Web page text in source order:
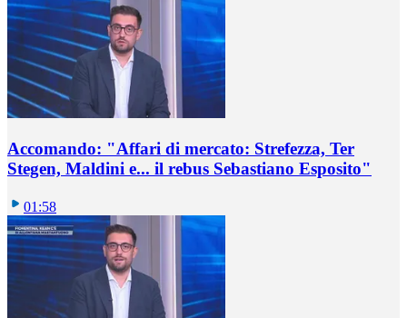
Accomando: "Affari di mercato: Strefezza, Ter
Stegen, Maldini e... il rebus Sebastiano Esposito"
01:58